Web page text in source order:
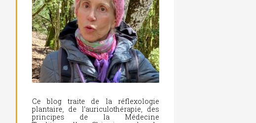
Ce blog traite de la réflexologie
plantaire, de l’auriculothérapie, des
principes de la Médecine